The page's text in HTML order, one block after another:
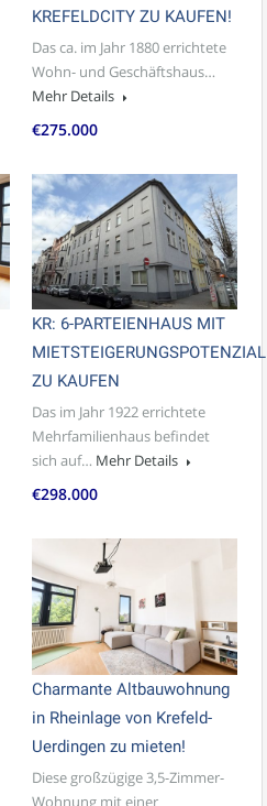
KREFELDCITY ZU KAUFEN!
Das ca. im Jahr 1880 errichtete
Wohn- und Geschäftshaus…
Mehr Details
€275.000
KR: 6-PARTEIENHAUS MIT
MIETSTEIGERUNGSPOTENZIAL
ZU KAUFEN
Das im Jahr 1922 errichtete
Mehrfamilienhaus befindet
sich auf… Mehr Details
€298.000
Charmante Altbauwohnung
in Rheinlage von Krefeld-
Uerdingen zu mieten!
Diese großzügige 3,5-Zimmer-
Wohnung mit einer